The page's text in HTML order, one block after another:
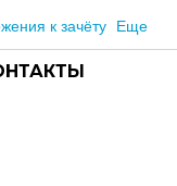
к зачёту Еще